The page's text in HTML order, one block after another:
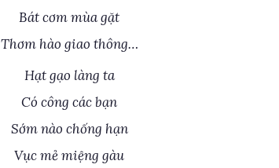
Bát cơm mùa gặt
Thơm hào giao thông…
Hạt gạo làng ta
Có công các bạn
Sớm nào chống hạn
Vục mẻ miệng gàu